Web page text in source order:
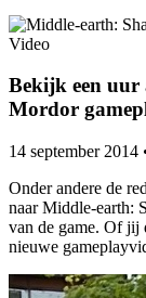
Video
Bekijk een uur
Mordor
14 september 2014
Onder andere de
naar Middle-earth:
van de game. Of jij
nieuwe